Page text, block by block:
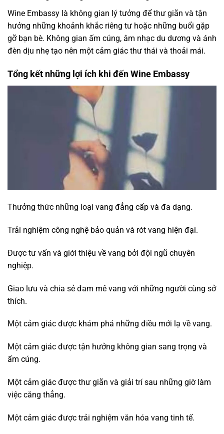
Wine Embassy là không gian lý tưởng để thư giãn và tận
hưởng những khoảnh khắc riêng tư hoặc những buổi gặp
gỡ bạn bè. Không gian ấm cúng, âm nhạc du dương và ánh
đèn dịu nhẹ tạo nên một cảm giác thư thái và thoải mái.
Tổng kết những lợi ích khi đến Wine Embassy
Thưởng thức những loại vang đẳng cấp và đa dạng.
Trải nghiệm công nghệ bảo quản và rót vang hiện đại.
Được tư vấn và giới thiệu về vang bởi đội ngũ chuyên
nghiệp.
Giao lưu và chia sẻ đam mê vang với những người cùng sở
thích.
Một cảm giác được khám phá những điều mới lạ về vang.
Một cảm giác được tận hưởng không gian sang trọng và
ấm cúng.
Một cảm giác được thư giãn và giải trí sau những giờ làm
việc căng thẳng.
Một cảm giác được trải nghiệm văn hóa vang tinh tế.